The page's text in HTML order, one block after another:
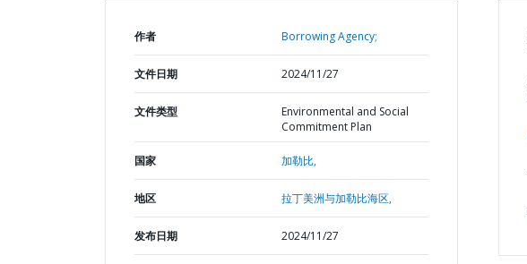
作者 Borrowing Agency;
文件日期 2024/11/27
文件类型
Environmental and Social
Commitment Plan
国家 加勒比,
地区 拉丁美洲与加勒比海区,
发布日期 2024/11/27